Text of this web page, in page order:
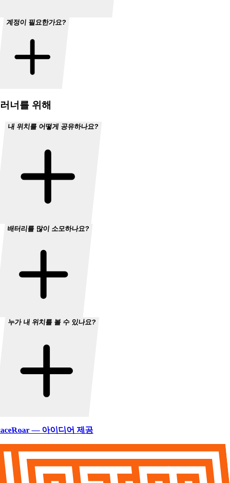
계정이 필요한가요?
러너를 위해
내 위치를 어떻게 공유하나요?
배터리를 많이 소모하나요?
누가 내 위치를 볼 수 있나요?
— 아이디어 제공